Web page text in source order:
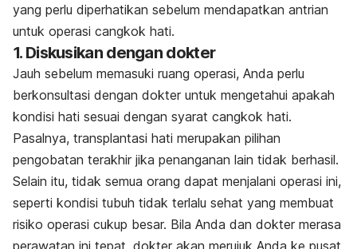
yang perlu diperhatikan sebelum mendapatkan antrian
untuk operasi cangkok hati.
1. Diskusikan dengan dokter
Jauh sebelum memasuki ruang operasi, Anda perlu
berkonsultasi dengan dokter untuk mengetahui apakah
kondisi hati sesuai dengan syarat cangkok hati.
Pasalnya, transplantasi hati merupakan pilihan
pengobatan terakhir jika penanganan lain tidak berhasil.
Selain itu, tidak semua orang dapat menjalani operasi ini,
seperti kondisi tubuh tidak terlalu sehat yang membuat
risiko operasi cukup besar. Bila Anda dan dokter merasa
perawatan ini tepat, dokter akan merujuk Anda ke pusat